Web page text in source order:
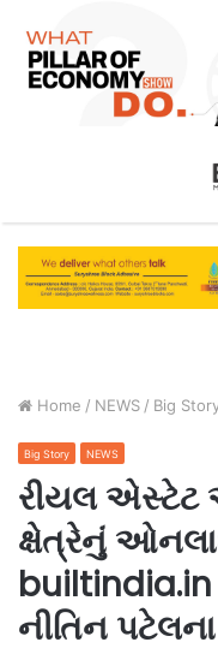
Home / NEWS / Big
Big Story NEWS
રીયલ
ક્ષેત્રેનું
નીતિન